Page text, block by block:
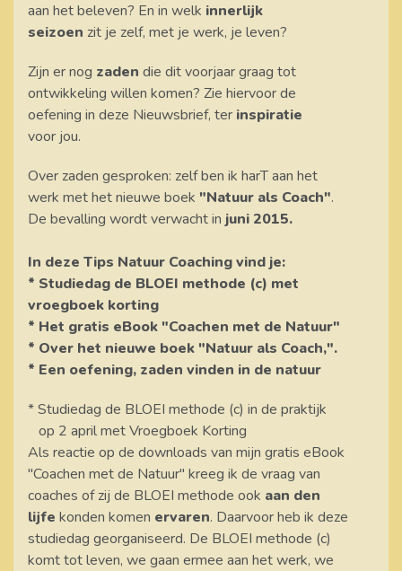
aan het beleven? En in welk innerlijk
seizoen zit je zelf, met je werk, je leven?
Zijn er nog zaden die dit voorjaar graag tot
ontwikkeling willen komen? Zie hiervoor de
oefening in deze Nieuwsbrief, ter inspiratie
voor jou.
Over zaden gesproken: zelf ben ik harT aan het
werk met het nieuwe boek "Natuur als Coach".
De bevalling wordt verwacht in juni 2015.
In deze Tips Natuur Coaching vind je:
* Studiedag de BLOEI methode (c) met
vroegboek korting
* Het gratis eBook "Coachen met de Natuur"
* Over het nieuwe boek "Natuur als Coach,".
* Een oefening, zaden vinden in de natuur
* Studiedag de BLOEI methode (c) in de praktijk
op 2 april met Vroegboek Korting
Als reactie op de downloads van mijn gratis eBook
"Coachen met de Natuur" kreeg ik de vraag van
coaches of zij de BLOEI methode ook aan den
lijfe konden komen ervaren. Daarvoor heb ik deze
studiedag georganiseerd. De BLOEI methode (c)
komt tot leven, we gaan ermee aan het werk, we